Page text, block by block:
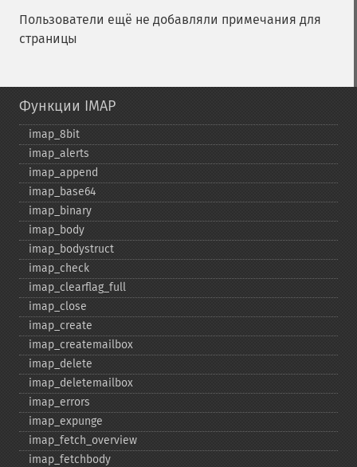
Пользователи ещё не добавляли примечания для
страницы
Функции IMAP
imap_​8bit
imap_​alerts
imap_​append
imap_​base64
imap_​binary
imap_​body
imap_​bodystruct
imap_​check
imap_​clearflag_​full
imap_​close
imap_​create
imap_​createmailbox
imap_​delete
imap_​deletemailbox
imap_​errors
imap_​expunge
imap_​fetch_​overview
imap_​fetchbody